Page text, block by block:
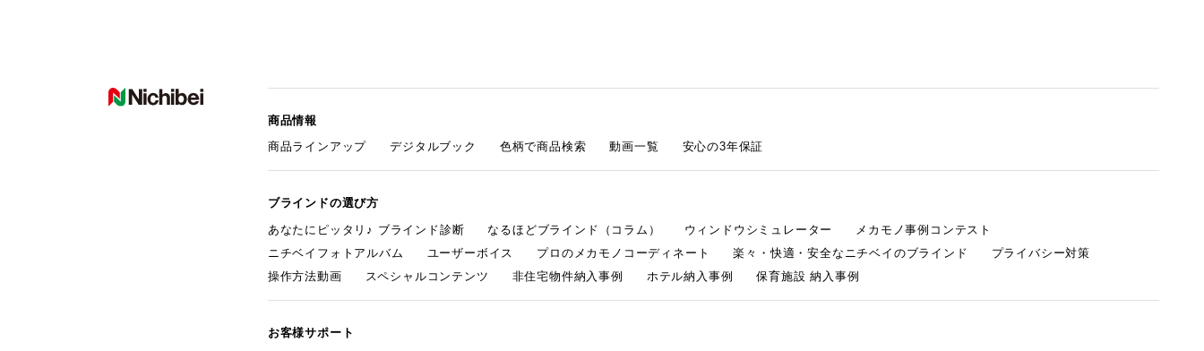
商品情報
商品ラインアップ
デジタルブック 色柄で商品検索 動画一覧 安心の3年保証
ブラインドの選び方
あなたにピッタリ♪ ブラインド診断
なるほどブラインド（コラム） ウィンドウシミュレーター
メカモノ事例コンテスト
ニチベイフォトアルバム
ユーザーボイス プロのメカモノコーディネート 楽々・快適・安全なニチベイのブラインド
プライバシー対策
操作方法動画
スペシャルコンテンツ 非住宅物件納入事例 ホテル納入事例 保育施設 納入事例
お客様サポート